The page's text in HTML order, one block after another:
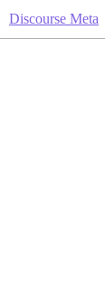
Discourse Meta